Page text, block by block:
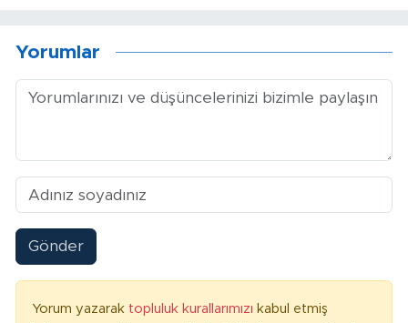
Yorumlar
Gönder
Yorum yazarak topluluk kurallarımızı kabul etmiş